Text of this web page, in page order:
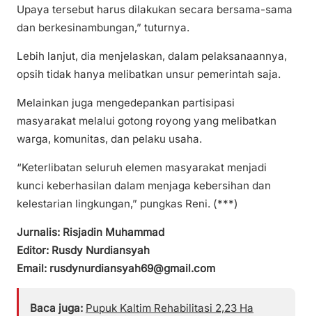
Upaya tersebut harus dilakukan secara bersama-sama
dan berkesinambungan,” tuturnya.
Lebih lanjut, dia menjelaskan, dalam pelaksanaannya,
opsih tidak hanya melibatkan unsur pemerintah saja.
Melainkan juga mengedepankan partisipasi
masyarakat melalui gotong royong yang melibatkan
warga, komunitas, dan pelaku usaha.
“Keterlibatan seluruh elemen masyarakat menjadi
kunci keberhasilan dalam menjaga kebersihan dan
kelestarian lingkungan,” pungkas Reni. (***)
Jurnalis: Risjadin Muhammad
Editor: Rusdy Nurdiansyah
Email: rusdynurdiansyah69@gmail.com
Baca juga: Pupuk Kaltim Rehabilitasi 2,23 Ha